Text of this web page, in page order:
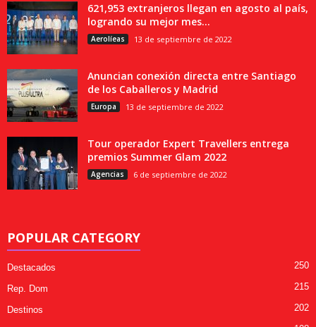
621,953 extranjeros llegan en agosto al país,
logrando su mejor mes...
Aerolíeas 13 de septiembre de 2022
Anuncian conexión directa entre Santiago
de los Caballeros y Madrid
Europa 13 de septiembre de 2022
Tour operador Expert Travellers entrega
premios Summer Glam 2022
Agencias 6 de septiembre de 2022
POPULAR CATEGORY
Destacados 250
Rep. Dom 215
Destinos 202